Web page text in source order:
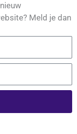
Meld je dan